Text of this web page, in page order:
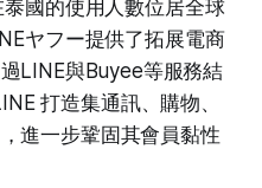
國的使用人數位居全球
ヤフー提供了拓展電商
LINE與Buyee等服務結
打造集通訊、購物、
進一步鞏固其會員黏性